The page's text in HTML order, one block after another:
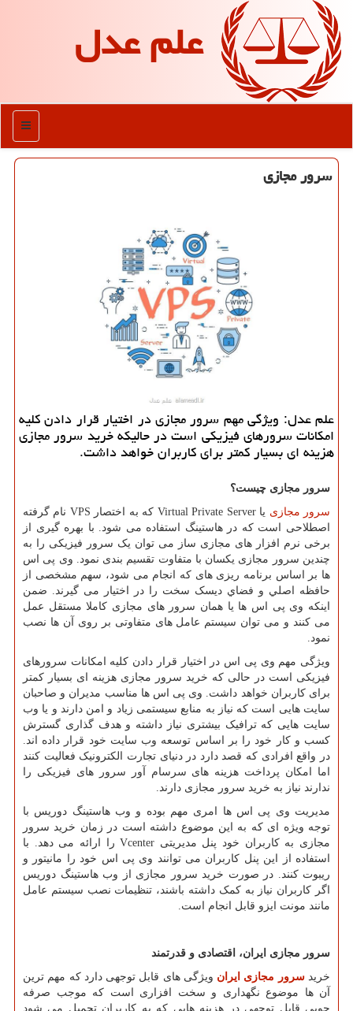
علم عدل
منو
سرور مجازی
علم عدل: ویژگی مهم سرور مجازی در اختیار قرار دادن كلیه
امكانات سرورهای فیزیكی است در حالیكه خرید سرور مجازی
هزینه ای بسیار كمتر برای كاربران خواهد داشت.
سرور مجازی چیست؟
سرور مجازی یاVirtual Private Server که به اختصار VPS نام گرفته
اصطلاحی است که در هاستینگ استفاده می شود. با بهره گیری از
برخی نرم افزار های مجازی ساز می توان یک سرور فیزیکی را به
چندین سرور مجازی یکسان با متفاوت تقسیم بندی نمود. وی پی اس
ها بر اساس برنامه ریزی های که انجام می شود، سهم مشخصی از
حافظه اصلي و فضاي ديسک سخت را در اختیار می گیرند. ضمن
اینکه وی پی اس ها یا همان سرور های مجازی کاملا مستقل عمل
می کنند و می توان سیستم عامل های متفاوتی بر روی آن ها نصب
نمود.
ویژگی مهم وی پی اس در اختیار قرار دادن کلیه امکانات سرورهای
فیزیکی است در حالی که خرید سرور مجازی هزینه ای بسیار کمتر
برای کاربران خواهد داشت. وی پی اس ها مناسب مدیران و صاحبان
سایت هایی است که نیاز به منابع سیستمی زیاد و امن دارند و یا وب
سایت هایی که ترافیک بیشتری نیاز داشته و هدف گذاری گسترش
کسب و کار خود را بر اساس توسعه وب سایت خود قرار داده اند.
در واقع افرادی که قصد دارد در دنیای تجارت الکترونیک فعالیت کنند
اما امکان پرداخت هزینه های سرسام آور سرور های فیزیکی را
ندارند نیاز به خرید سرور مجازی دارند.
مدیریت وی پی اس ها امری مهم بوده و وب هاستینگ دوریس با
توجه ویژه ای که به این موضوع داشته است در زمان خرید سرور
مجازی به کاربران خود پنل مدیریتی Vcenterرا ارائه می دهد. با
استفاده از این پنل کاربران می توانند وی پی اس خود را مانیتور و
ریبوت کنند. در صورت خرید سرور مجازی از وب هاستینگ دوریس
اگر کاربران نیاز به کمک داشته باشند، تنظیمات نصب سیستم عامل
مانند مونت ایزو قابل انجام است.
سرور مجازی ایران، اقتصادی و قدرتمند
خریدسرور مجازی ایران ویژگی های قابل توجهی دارد که مهم ترین
آن ها موضوع نگهداری و سخت افزاری است که موجب صرفه
جویی قابل توجهی در هزینه هایی که به کاربران تحمیل می شود